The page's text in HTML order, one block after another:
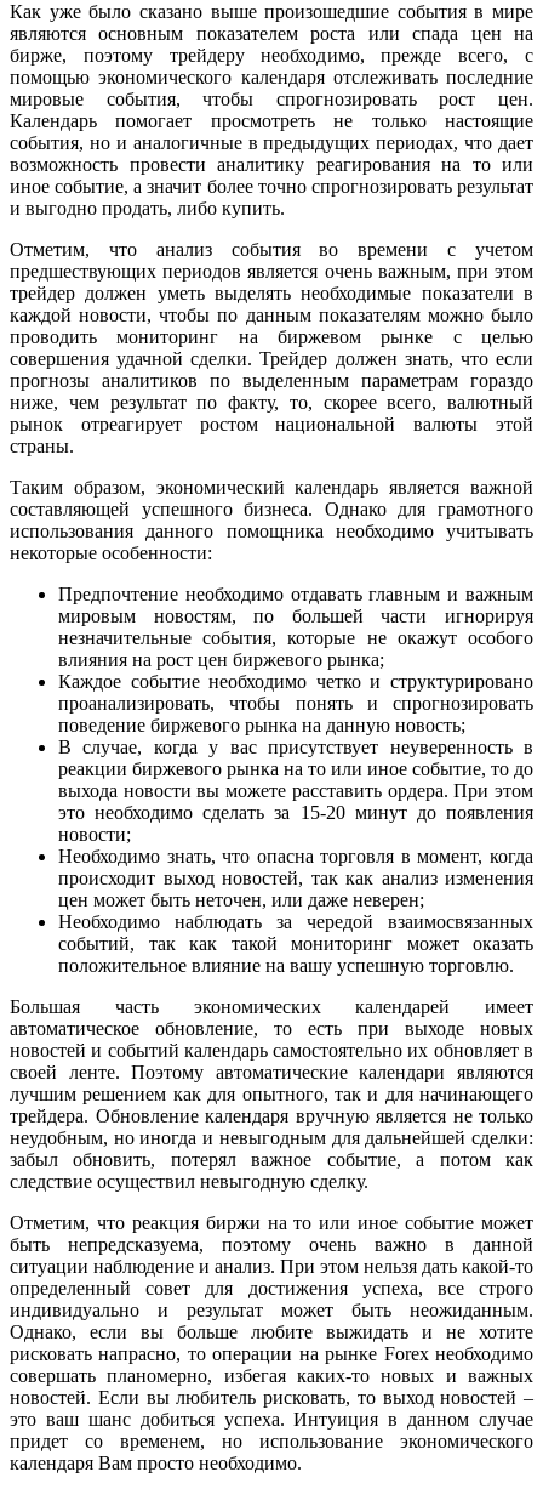
Как уже было сказано выше произошедшие события в мире
являются основным показателем роста или спада цен на
бирже, поэтому трейдеру необходимо, прежде всего, с
помощью экономического календаря отслеживать последние
мировые события, чтобы спрогнозировать рост цен.
Календарь помогает просмотреть не только настоящие
события, но и аналогичные в предыдущих периодах, что дает
возможность провести аналитику реагирования на то или
иное событие, а значит более точно спрогнозировать результат
и выгодно продать, либо купить.
Отметим, что анализ события во времени с учетом
предшествующих периодов является очень важным, при этом
трейдер должен уметь выделять необходимые показатели в
каждой новости, чтобы по данным показателям можно было
проводить мониторинг на биржевом рынке с целью
совершения удачной сделки. Трейдер должен знать, что если
прогнозы аналитиков по выделенным параметрам гораздо
ниже, чем результат по факту, то, скорее всего, валютный
рынок отреагирует ростом национальной валюты этой
страны.
Таким образом, экономический календарь является важной
составляющей успешного бизнеса. Однако для грамотного
использования данного помощника необходимо учитывать
некоторые особенности:
Предпочтение необходимо отдавать главным и важным
мировым новостям, по большей части игнорируя
незначительные события, которые не окажут особого
влияния на рост цен биржевого рынка;
Каждое событие необходимо четко и структурировано
проанализировать, чтобы понять и спрогнозировать
поведение биржевого рынка на данную новость;
В случае, когда у вас присутствует неуверенность в
реакции биржевого рынка на то или иное событие, то до
выхода новости вы можете расставить ордера. При этом
это необходимо сделать за 15-20 минут до появления
новости;
Необходимо знать, что опасна торговля в момент, когда
происходит выход новостей, так как анализ изменения
цен может быть неточен, или даже неверен;
Необходимо наблюдать за чередой взаимосвязанных
событий, так как такой мониторинг может оказать
положительное влияние на вашу успешную торговлю.
Большая часть экономических календарей имеет
автоматическое обновление, то есть при выходе новых
новостей и событий календарь самостоятельно их обновляет в
своей ленте. Поэтому автоматические календари являются
лучшим решением как для опытного, так и для начинающего
трейдера. Обновление календаря вручную является не только
неудобным, но иногда и невыгодным для дальнейшей сделки:
забыл обновить, потерял важное событие, а потом как
следствие осуществил невыгодную сделку.
Отметим, что реакция биржи на то или иное событие может
быть непредсказуема, поэтому очень важно в данной
ситуации наблюдение и анализ. При этом нельзя дать какой-то
определенный совет для достижения успеха, все строго
индивидуально и результат может быть неожиданным.
Однако, если вы больше любите выжидать и не хотите
рисковать напрасно, то операции на рынке Forex необходимо
совершать планомерно, избегая каких-то новых и важных
новостей. Если вы любитель рисковать, то выход новостей –
это ваш шанс добиться успеха. Интуиция в данном случае
придет со временем, но использование экономического
календаря Вам просто необходимо.